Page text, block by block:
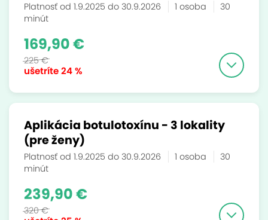
Platnosť od 1.9.2025 do 30.9.2026 1 osoba
30
minút
ušetríte24 %
169,90 €
225 €
Aplikácia botulotoxínu - 3 lokality
(pre ženy)
Platnosť od 1.9.2025 do 30.9.2026 1 osoba
30
minút
239,90 €
320 €